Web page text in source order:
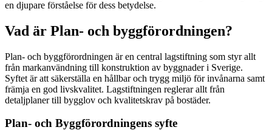
en djupare förståelse för dess betydelse.
Vad är Plan- och byggförordningen?
Plan- och byggförordningen är en central lagstiftning som styr allt
från markanvändning till konstruktion av byggnader i Sverige.
Syftet är att säkerställa en hållbar och trygg miljö för invånarna samt
främja en god livskvalitet. Lagstiftningen reglerar allt från
detaljplaner till bygglov och kvalitetskrav på bostäder.
Plan- och Byggförordningens syfte